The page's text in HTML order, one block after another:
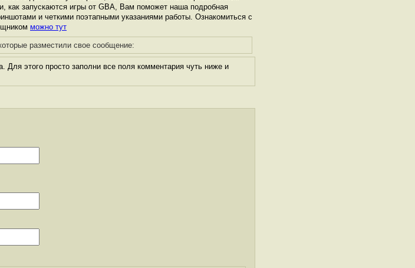
как запускаются игры от GBА, Вам поможет наша подробная
и четкими поэтапными указаниями работы. Ознакомиться с
можно тут
разместили свое сообщение:
Для этого просто заполни все поля комментария чуть ниже и